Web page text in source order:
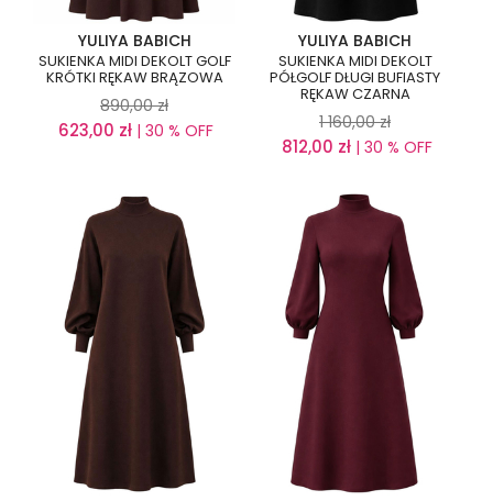
YULIYA BABICH
SUKIENKA MIDI DEKOLT GOLF
KRÓTKI RĘKAW BRĄZOWA
890,00 zł
623,00 zł | 30 % OFF
YULIYA BABICH
SUKIENKA MIDI DEKOLT
PÓŁGOLF DŁUGI BUFIASTY
RĘKAW CZARNA
1 160,00 zł
812,00 zł| 30 % OFF